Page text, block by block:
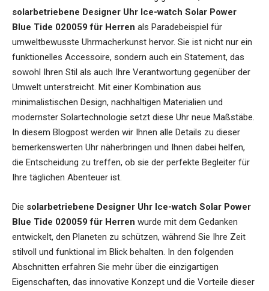
solarbetriebene Designer Uhr Ice-watch Solar Power
Blue Tide 020059 für Herren als Paradebeispiel für
umweltbewusste Uhrmacherkunst hervor. Sie ist nicht nur ein
funktionelles Accessoire, sondern auch ein Statement, das
sowohl Ihren Stil als auch Ihre Verantwortung gegenüber der
Umwelt unterstreicht. Mit einer Kombination aus
minimalistischen Design, nachhaltigen Materialien und
modernster Solartechnologie setzt diese Uhr neue Maßstäbe.
In diesem Blogpost werden wir Ihnen alle Details zu dieser
bemerkenswerten Uhr näherbringen und Ihnen dabei helfen,
die Entscheidung zu treffen, ob sie der perfekte Begleiter für
Ihre täglichen Abenteuer ist.
Die solarbetriebene Designer Uhr Ice-watch Solar Power
Blue Tide 020059 für Herren wurde mit dem Gedanken
entwickelt, den Planeten zu schützen, während Sie Ihre Zeit
stilvoll und funktional im Blick behalten. In den folgenden
Abschnitten erfahren Sie mehr über die einzigartigen
Eigenschaften, das innovative Konzept und die Vorteile dieser